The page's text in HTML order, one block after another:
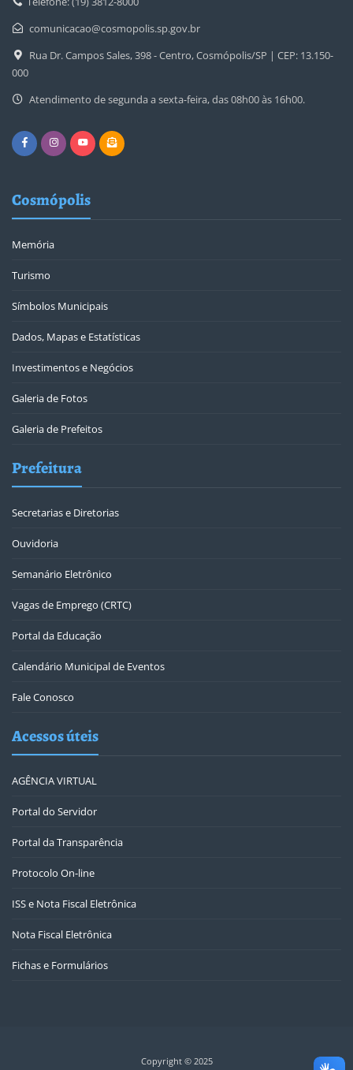
comunicacao@cosmopolis.sp.gov.br
Rua Dr. Campos Sales, 398 - Centro, Cosmópolis/SP | CEP: 13.150-
000
Atendimento de segunda a sexta-feira, das 08h00 às 16h00.
Cosmópolis
Memória
Turismo
Símbolos Municipais
Dados, Mapas e Estatísticas
Investimentos e Negócios
Galeria de Fotos
Galeria de Prefeitos
Prefeitura
Secretarias e Diretorias
Ouvidoria
Semanário Eletrônico
Vagas de Emprego (CRTC)
Portal da Educação
Calendário Municipal de Eventos
Fale Conosco
Acessos úteis
AGÊNCIA VIRTUAL
Portal do Servidor
Portal da Transparência
Protocolo On-line
ISS e Nota Fiscal Eletrônica
Nota Fiscal Eletrônica
Fichas e Formulários
Copyright © 2025